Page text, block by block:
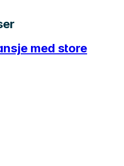
med store